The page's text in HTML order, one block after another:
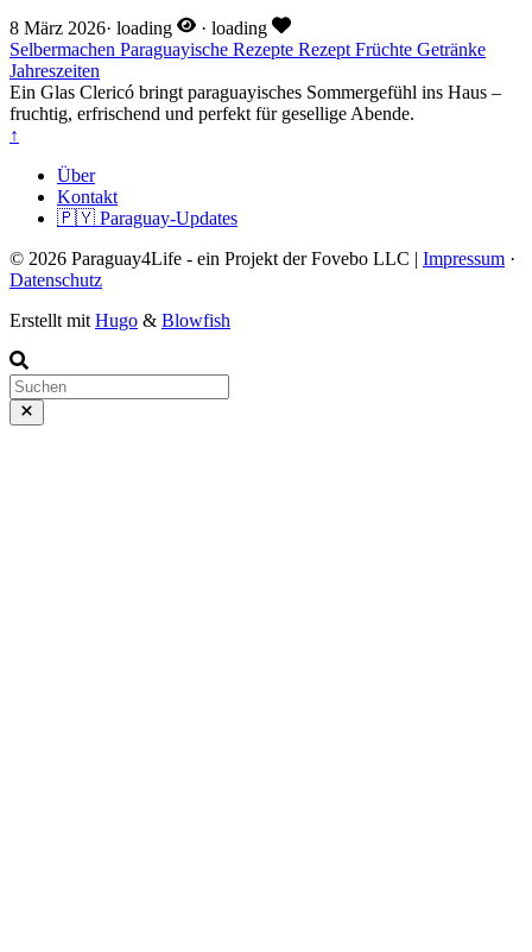
8 März 2026· loading · loading
Selbermachen Paraguayische Rezepte Rezept Früchte Getränke
Jahreszeiten
Ein Glas Clericó bringt paraguayisches Sommergefühl ins Haus –
fruchtig, erfrischend und perfekt für gesellige Abende.
↑
Über
Kontakt
🇵🇾 Paraguay-Updates
© 2026 Paraguay4Life - ein Projekt der Fovebo LLC | Impressum ·
Datenschutz
Erstellt mit Hugo & Blowfish